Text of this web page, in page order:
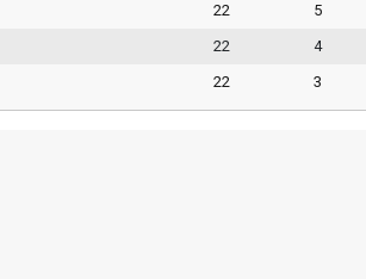
22 5
22 4
22 3